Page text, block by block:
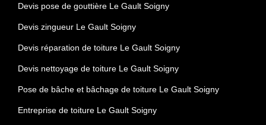
Devis pose de gouttière Le Gault Soigny
Devis zingueur Le Gault Soigny
Devis réparation de toiture Le Gault Soigny
Devis nettoyage de toiture Le Gault Soigny
Pose de bâche et bâchage de toiture Le Gault Soigny
Entreprise de toiture Le Gault Soigny